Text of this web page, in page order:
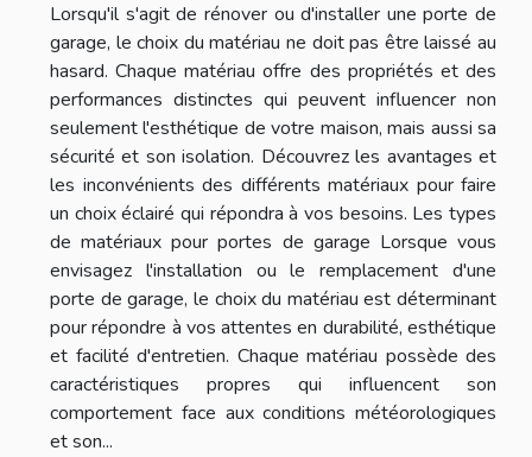
Lorsqu'il s'agit de rénover ou d'installer une porte de
garage, le choix du matériau ne doit pas être laissé au
hasard. Chaque matériau offre des propriétés et des
performances distinctes qui peuvent influencer non
seulement l'esthétique de votre maison, mais aussi sa
sécurité et son isolation. Découvrez les avantages et
les inconvénients des différents matériaux pour faire
un choix éclairé qui répondra à vos besoins. Les types
de matériaux pour portes de garage Lorsque vous
envisagez l'installation ou le remplacement d'une
porte de garage, le choix du matériau est déterminant
pour répondre à vos attentes en durabilité, esthétique
et facilité d'entretien. Chaque matériau possède des
caractéristiques propres qui influencent son
comportement face aux conditions météorologiques
et son...